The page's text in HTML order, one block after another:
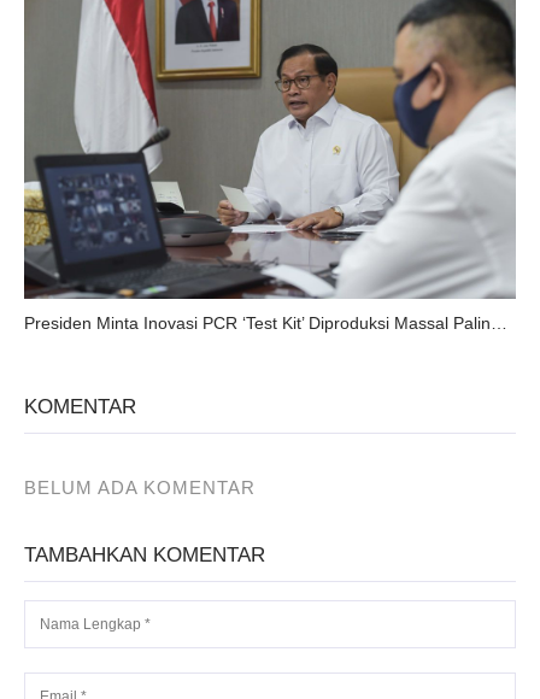
KOMENTAR
BELUM ADA KOMENTAR
TAMBAHKAN KOMENTAR